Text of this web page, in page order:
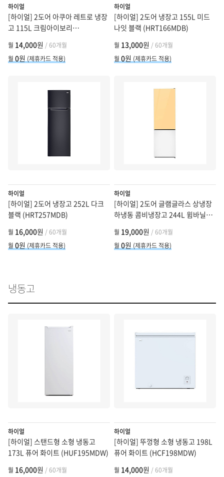
하이얼
[하이얼] 2도어 아쿠아 레트로 냉장
고 115L 크림아이보리
월 14,000원 / 60개월
월 0원 (제휴카드 적용)
하이얼
[하이얼] 2도어 냉장고 155L 미드
나잇 블랙 (HRT166MDB)
월 13,000원 / 60개월
월 0원 (제휴카드 적용)
하이얼
[하이얼] 2도어 냉장고 252L 다크
블랙 (HRT257MDB)
월 16,000원 / 60개월
월 0원 (제휴카드 적용)
하이얼
[하이얼] 2도어 글램글라스 상냉장
하냉동 콤비냉장고 244L 윔바닐라
월 19,000원 / 60개월
월 0원 (제휴카드 적용)
냉동고
하이얼
[하이얼] 스탠드형 소형 냉동고
173L 퓨어 화이트 (HUF195MDW)
월 16,000원 / 60개월
하이얼
[하이얼] 뚜껑형 소형 냉동고 198L
퓨어 화이트 (HCF198MDW)
월 14,000원 / 60개월